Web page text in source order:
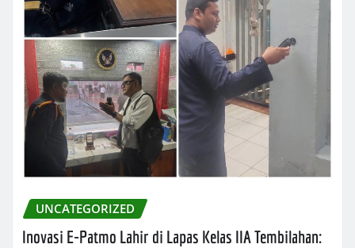
UNCATEGORIZED
Inovasi E-Patmo Lahir di Lapas Kelas IIA Tembilahan: